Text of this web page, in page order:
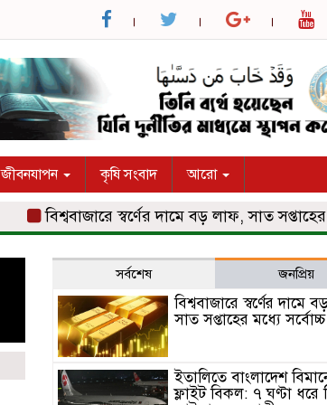
জীবনযাপন কৃষি সংবাদ আরো
বিশ্ববাজারে স্বর্ণের দামে বড় লাফ, সাত সপ্তাহের
সর্বশেষ জনপ্রিয়
বিশ্ববাজারে স্বর্ণের দামে
সাত সপ্তাহের মধ্যে সর্বোচ্চ
ইতালিতে বাংলাদেশ
ফ্লাইট বিকল: ৭ ঘণ্টা ধরে